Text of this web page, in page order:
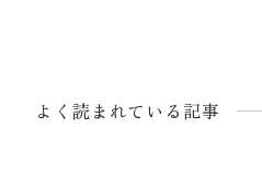
よく読まれている記事